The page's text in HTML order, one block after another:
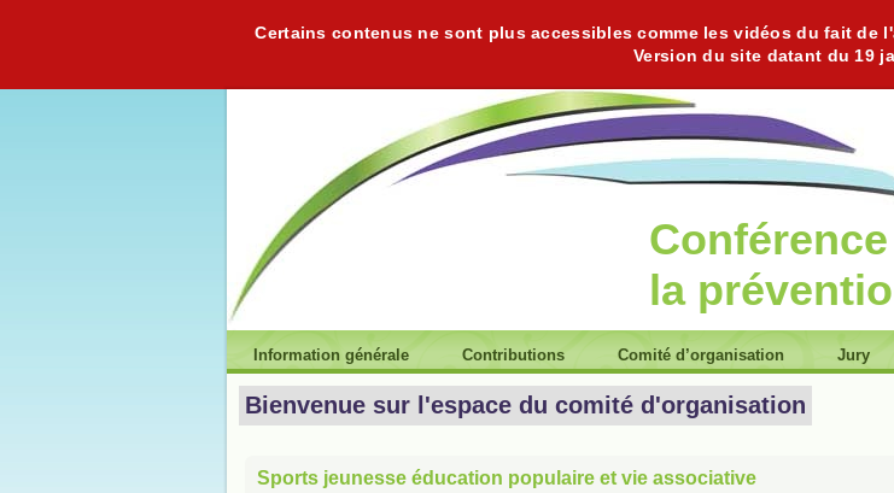
Certains contenus ne sont plus accessibles comme les vidéos du fait de
Version du site datant du 19
la
Information générale Contributions Comité d’organisation Jury
Bienvenue sur l'espace du comité d'organisation
Sports jeunesse éducation populaire et vie associative